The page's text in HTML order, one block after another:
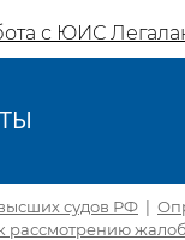
с ЮИС
судов РФ |
рассмотрению